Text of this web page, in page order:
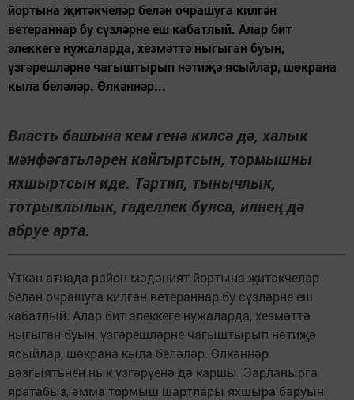
йортына җитәкчеләр белән очрашуга килгән
ветераннар бу сүзләрне еш кабатлый. Алар бит
элеккеге нужаларда, хезмәттә ныгыган буын,
үзгәрешләрне чагыштырып нәтиҗә ясыйлар, шөкрана
кыла беләләр. Өлкәннәр...
Власть башына кем генә килсә дә, халык
мәнфәгатьләрен кайгыртсын, тормышны
яхшыртсын иде. Тәртип, тынычлык,
тотрыклылык, гаделлек булса, илнең дә
абруе арта.
Үткән атнада район мәдәният йортына җитәкчеләр
белән очрашуга килгән ветераннар бу сүзләрне еш
кабатлый. Алар бит элеккеге нужаларда, хезмәттә
ныгыган буын, үзгәрешләрне чагыштырып нәтиҗә
ясыйлар, шөкрана кыла беләләр. Өлкәннәр
вәзгыятьнең нык үзгәрүенә дә каршы. Зарланырга
яратабыз, әмма тормыш шартлары яхшыра баруын